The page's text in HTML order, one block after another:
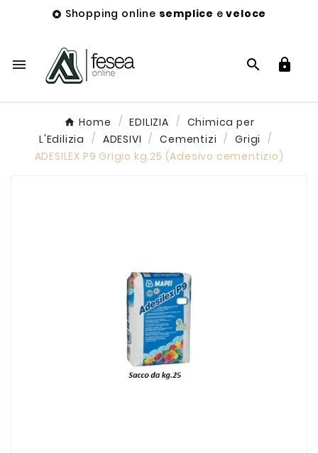
 Shopping online semplice eveloce
  
Home EDILIZIA
Chimica per
L'Edilizia
ADESIVI Cementizi
Grigi
ADESILEX P9 Grigio kg.25 (Adesivo cementizio)